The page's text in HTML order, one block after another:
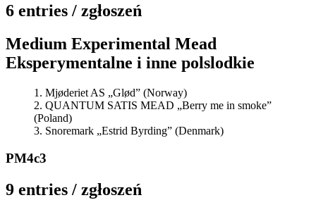
6 entries / zgłoszeń
Medium Experimental Mead
Eksperymentalne i inne polslodkie
Mjøderiet AS „Glød” (Norway)
QUANTUM SATIS MEAD „Berry me in smoke”
(Poland)
Snoremark „Estrid Byrding” (Denmark)
PM4c3
9 entries / zgłoszeń